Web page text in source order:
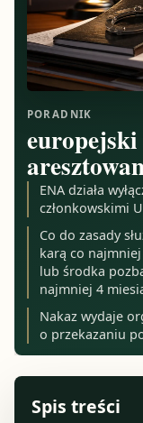
PORADNIK
ENA działa
członkowskimi
Co do zasady
karą co
lub środka
najmniej 4
Nakaz wydaje
o przekazaniu
Spis treści